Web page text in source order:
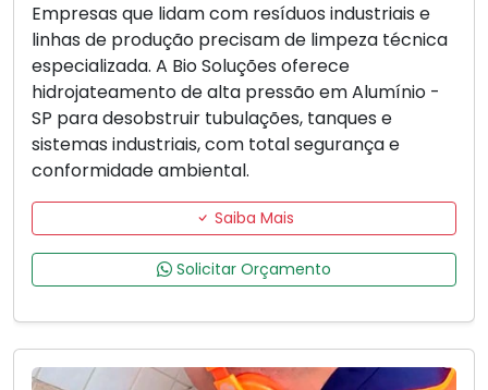
Empresas que lidam com resíduos industriais e
linhas de produção precisam de limpeza técnica
especializada. A Bio Soluções oferece
hidrojateamento de alta pressão em Alumínio -
SP para desobstruir tubulações, tanques e
sistemas industriais, com total segurança e
conformidade ambiental.
Saiba Mais
Solicitar Orçamento